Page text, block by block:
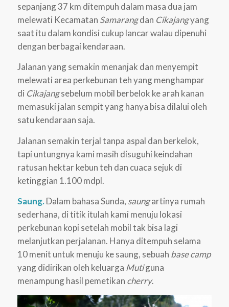
sepanjang 37 km ditempuh dalam masa dua jam
melewati Kecamatan Samarangdan Cikajangyang
saat itu dalam kondisi cukup lancar walau dipenuhi
dengan berbagai kendaraan.
Jalanan yang semakin menanjak dan menyempit
melewati area perkebunan teh yang menghampar
di Cikajangsebelum mobil berbelok ke arah kanan
memasuki jalan sempit yang hanya bisa dilalui oleh
satu kendaraan saja.
Jalanan semakin terjal tanpa aspal dan berkelok,
tapi untungnya kami masih disuguhi keindahan
ratusan hektar kebun teh dan cuaca sejuk di
ketinggian 1.100 mdpl.
Saung.Dalam bahasa Sunda, saungartinya rumah
sederhana, di titik itulah kami menuju lokasi
perkebunan kopi setelah mobil tak bisa lagi
melanjutkan perjalanan. Hanya ditempuh selama
10 menit untuk menuju ke saung, sebuah base camp
yang didirikan oleh keluarga Mutiguna
menampung hasil pemetikan cherry.